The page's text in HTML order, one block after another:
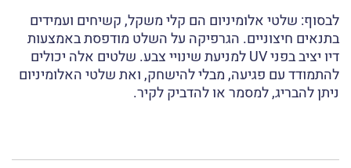
לבסוף: שלטי אלומיניום הם קלי משקל, קשיחים ועמידים
בתנאים חיצוניים. הגרפיקה על השלט מודפסת באמצעות
דיו יציב בפני UV למניעת שינויי צבע. שלטים אלה יכולים
להתמודד עם פגיעה, מבלי להישחק, ואת שלטי האלומיניום
ניתן להבריג, למסמר או להדביק לקיר.